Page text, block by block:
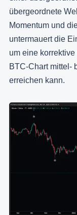
übergeordnete
Momentum und
untermauert die
um eine
BTC-Chart mittel-
erreichen kann.